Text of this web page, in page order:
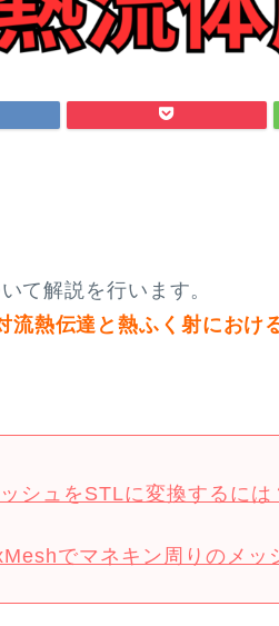
て解説を行います。
熱伝達と熱ふく射におけ
シュをSTLに変換するには
でマネキン周りのメッ